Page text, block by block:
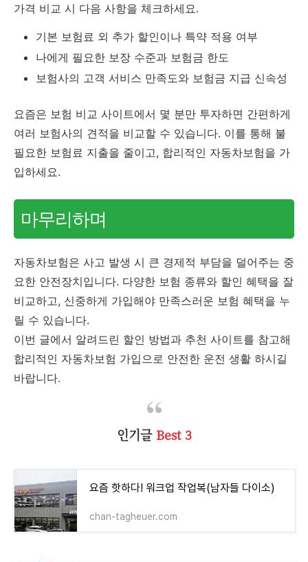
가격 비교 시 다음 사항을 체크하세요.
기본 보험료 외 추가 할인이나 특약 적용 여부
나에게 필요한 보장 수준과 보험금 한도
보험사의 고객 서비스 만족도와 보험금 지급 신속성
요즘은 보험 비교 사이트에서 몇 분만 투자하면 간편하게
여러 보험사의 견적을 비교할 수 있습니다. 이를 통해 불
필요한 보험료 지출을 줄이고, 합리적인 자동차보험을 가
입하세요.
마무리하며
자동차보험은 사고 발생 시 큰 경제적 부담을 덜어주는 중
요한 안전장치입니다. 다양한 보험 종류와 할인 혜택을 잘
비교하고, 신중하게 가입해야 만족스러운 보험 혜택을 누
릴 수 있습니다.
이번 글에서 알려드린 할인 방법과 추천 사이트를 참고해
합리적인 자동차보험 가입으로 안전한 운전 생활 하시길
바랍니다.
인기글 Best 3
요즘 핫하다! 워크업 작업복(남자들 다이소)
chan-tagheuer.com